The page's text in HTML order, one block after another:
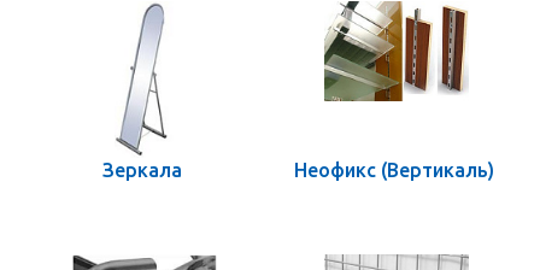
Зеркала Неофикс (Вертикаль)